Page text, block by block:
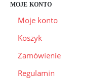
MOJE KONTO
Moje konto
Koszyk
Zamówienie
Regulamin